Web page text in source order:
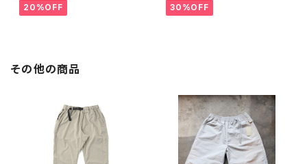
20%OFF 30%OFF
その他の商品